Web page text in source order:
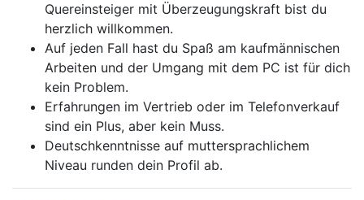
Quereinsteiger mit Überzeugungskraft bist du
herzlich willkommen.
Auf jeden Fall hast du Spaß am kaufmännischen
Arbeiten und der Umgang mit dem PC ist für dich
kein Problem.
Erfahrungen im Vertrieb oder im Telefonverkauf
sind ein Plus, aber kein Muss.
Deutschkenntnisse auf muttersprachlichem
Niveau runden dein Profil ab.